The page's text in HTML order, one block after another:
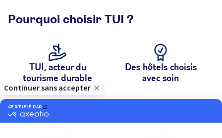
Pourquoi choisir TUI ?
TUI, acteur du
tourisme durable
Des hôtels choisis
avec soin
Service client à votre
200 agences à votre